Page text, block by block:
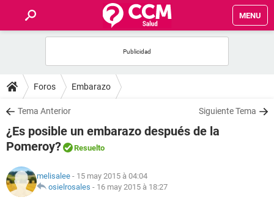
MENU
FORUMS
SALUD
FAMILIA
NUTRICIÓN
Foros Embarazo
Tema Anterior Siguiente Tema
¿Es posible un embarazo después de la
Pomeroy?
Resuelto
melisalee - 15 may 2015 à 04:04
osielrosales - 16 may 2015 à 18:27